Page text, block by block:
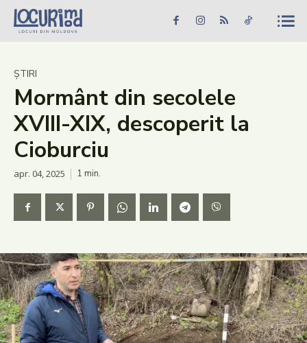
Caută în site... Căutare
Știri
Evenimente
Dezvoltare rurală
Vinării
Patrimoniu
Produs Acasă
ȘTIRI
Mormânt din secolele
XVIII-XIX, descoperit la
Cioburciu
apr. 04, 2025 1 min.